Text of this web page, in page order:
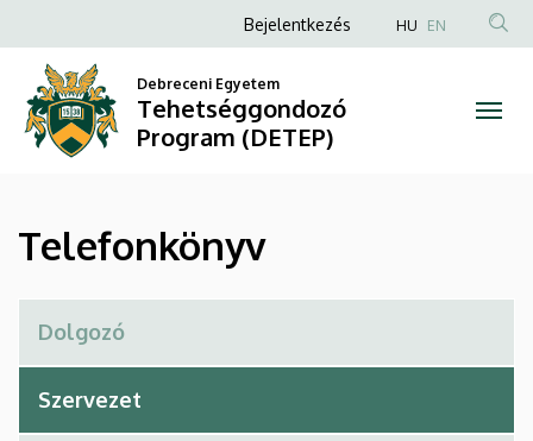
Telefonkönyv
Tehetséggondozó
Program
(DETEP)
a
tartalomra
Anonim
fiók
menüje
Bejelentkezés HU EN
Debreceni Egyetem
Tehetséggondozó
Program (DETEP)
Telefonkönyv